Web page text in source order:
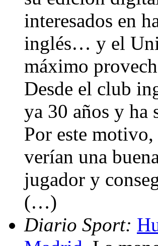
interesados en
inglés… y el
máximo
Desde el club
ya 30 años y ha
Por este motivo,
verían una
jugador y
(…)
Diario Sport: